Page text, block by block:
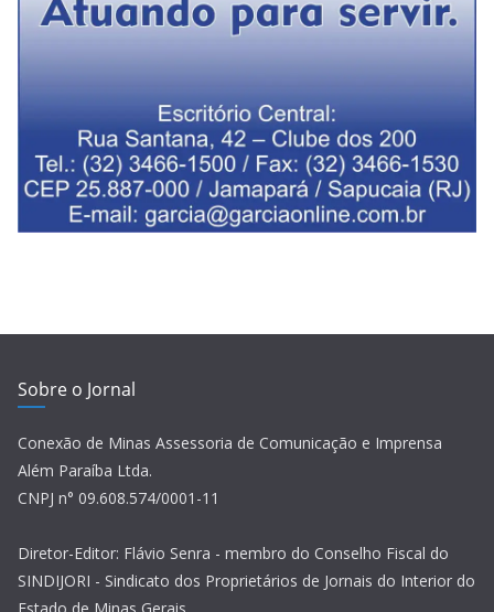
Sobre o Jornal
Conexão de Minas Assessoria de Comunicação e Imprensa
Além Paraíba Ltda.
CNPJ n° 09.608.574/0001-11
Diretor-Editor: Flávio Senra - membro do Conselho Fiscal do
SINDIJORI - Sindicato dos Proprietários de Jornais do Interior do